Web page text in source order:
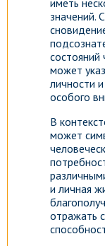
иметь
значений.
состояний
может
личности
особого
В
может
и личная
отражать